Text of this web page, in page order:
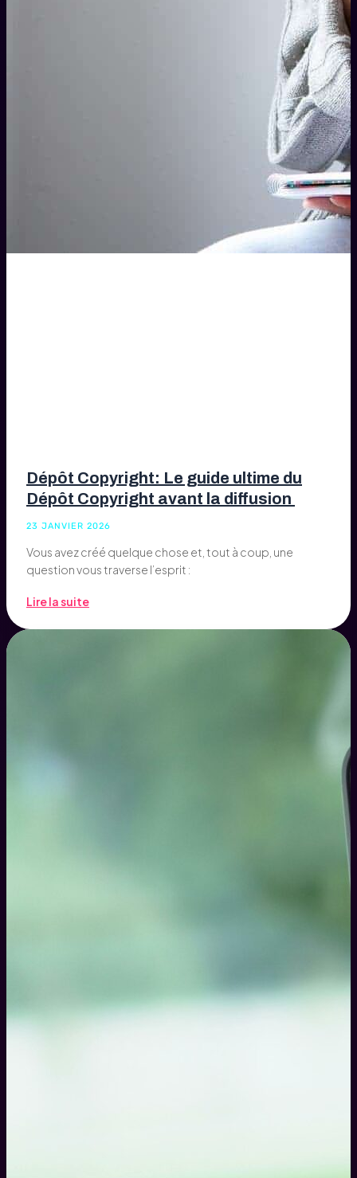
Dépôt Copyright: Le guide ultime du
Dépôt Copyright avant la diffusion
23 JANVIER 2026
Vous avez créé quelque chose et, tout à coup, une
question vous traverse l’esprit :
Lire la suite